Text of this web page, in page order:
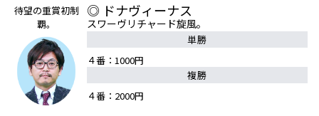
待望の重賞初制
覇。
◎ ドナヴィーナス
スワーヴリチャード旋風。
単勝
４番：1000円
複勝
４番：2000円